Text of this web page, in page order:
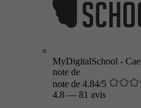
MyDigitalSchool -
note de
note de 4.84/5
4.8 — 81 avis